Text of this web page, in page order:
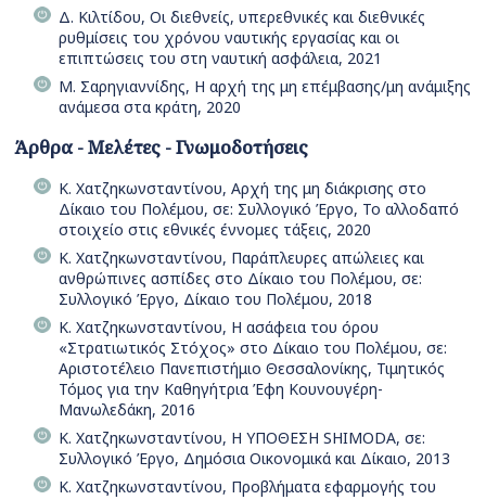
Δ. Κιλτίδου, Οι διεθνείς, υπερεθνικές και διεθνικές
ρυθμίσεις του χρόνου ναυτικής εργασίας και οι
επιπτώσεις του στη ναυτική ασφάλεια, 2021
Μ. Σαρηγιαννίδης, Η αρχή της μη επέμβασης/μη ανάμιξης
ανάμεσα στα κράτη, 2020
Άρθρα - Μελέτες - Γνωμοδοτήσεις
Κ. Χατζηκωνσταντίνου, Αρχή της μη διάκρισης στο
Δίκαιο του Πολέμου, σε: Συλλογικό Έργο, Το αλλοδαπό
στοιχείο στις εθνικές έννομες τάξεις, 2020
Κ. Χατζηκωνσταντίνου, Παράπλευρες απώλειες και
ανθρώπινες ασπίδες στο Δίκαιο του Πολέμου, σε:
Συλλογικό Έργο, Δίκαιο του Πολέμου, 2018
Κ. Χατζηκωνσταντίνου, Η ασάφεια του όρου
«Στρατιωτικός Στόχος» στο Δίκαιο του Πολέμου, σε:
Αριστοτέλειο Πανεπιστήμιο Θεσσαλονίκης, Τιμητικός
Τόμος για την Καθηγήτρια Έφη Κουνουγέρη-
Μανωλεδάκη, 2016
Κ. Χατζηκωνσταντίνου, Η ΥΠΟΘΕΣΗ SHIMODA, σε:
Συλλογικό Έργο, Δημόσια Οικονομικά και Δίκαιο, 2013
Κ. Χατζηκωνσταντίνου, Προβλήματα εφαρμογής του